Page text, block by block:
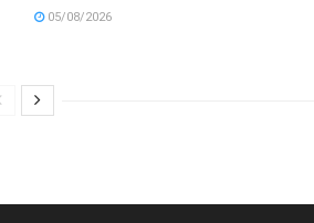
05/08/2026